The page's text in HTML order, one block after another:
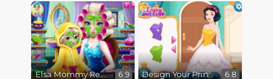
Elsa Mommy Real Makeover 6.9 Design Your Princess Dream Dress 6.8